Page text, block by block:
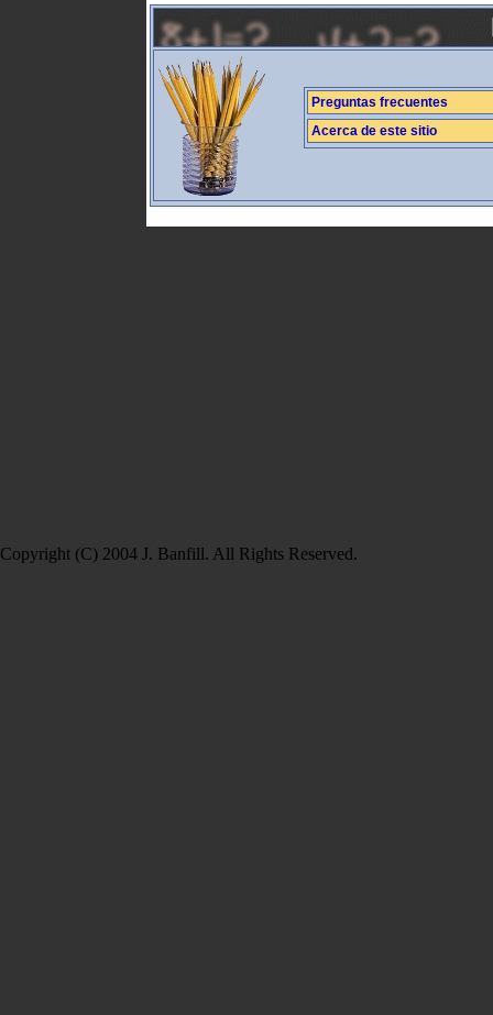
Preguntas frecuentes
Acerca de este sitio
Copyright (C) 2004 J. Banfill. All Rights Reserved.